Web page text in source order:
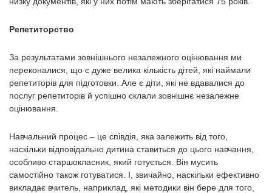
Репетиторство
За результатами зовнішнього незалежного оцінювання ми
переконалися, що є дуже велика кількість дітей, які наймали
репетиторів для підготовки. Але є діти, які не вдавалися до
послуг репетиторів й успішно склали зовнішнє незалежне
оцінювання.
Навчальний процес – це співдія, яка залежить від того,
наскільки відповідально дитина ставиться до цього навчання,
особливо старшокласник, який готується. Він мусить
самостійно також готуватися. І, звичайно, наскільки ефективно
викладає вчитель, наприклад, які методики він бере для того,